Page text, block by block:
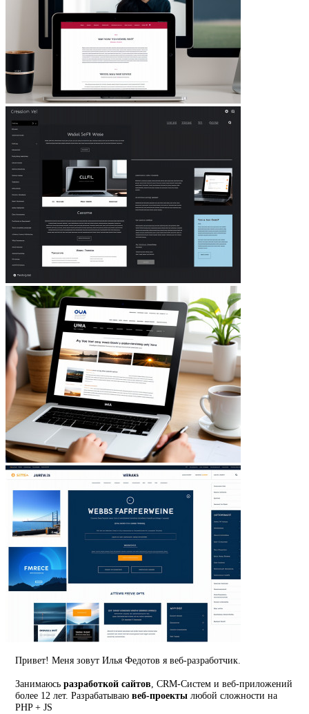
Привет! Меня зовут Илья Федотов я веб-разработчик.
Занимаюсьразработкой сайтов, CRM-Систем и веб-приложений
более 12 лет. Разрабатываювеб-проекты любой сложности на
PHP + JS